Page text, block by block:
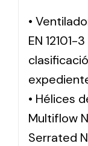
•
EN
• Hélices
Multiflow
Serrated